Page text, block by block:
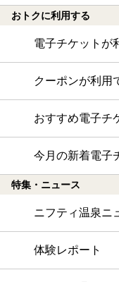
おトクに利用する
電子チケットが
クーポンが利用
おすすめ電子チ
今月の新着電子
特集・ニュース
ニフティ温泉ニ
体験レポート